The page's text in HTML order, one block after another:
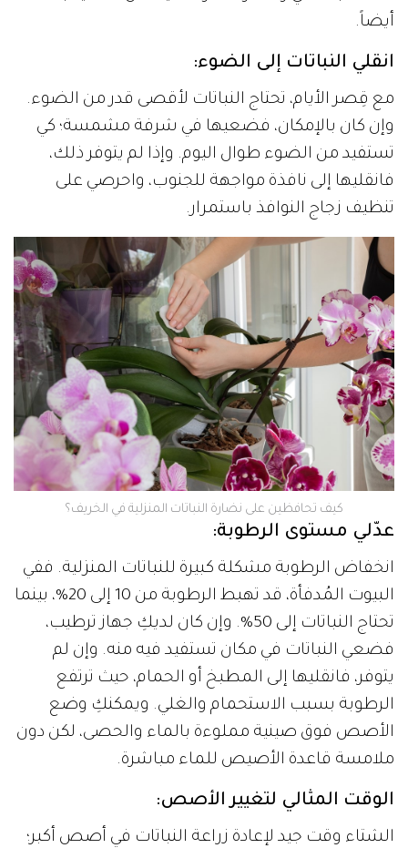
أيضاً.
انقلي النباتات إلى الضوء:
مع قِصر الأيام، تحتاج النباتات لأقصى قدر من الضوء.
وإن كان بالإمكان، فضعيها في شرفة مشمسة؛ كي
تستفيد من الضوء طوال اليوم. وإذا لم يتوفر ذلك،
فانقليها إلى نافذة مواجهة للجنوب، واحرصي على
تنظيف زجاج النوافذ باستمرار.
كيف تحافظين على نضارة النباتات المنزلية في الخريف؟
عدّلي مستوى الرطوبة:
انخفاض الرطوبة مشكلة كبيرة للنباتات المنزلية. ففي
البيوت المُدفأة، قد تهبط الرطوبة من 10 إلى 20%، بينما
تحتاج النباتات إلى 50%. وإن كان لديكِ جهاز ترطيب،
فضعي النباتات في مكان تستفيد فيه منه. وإن لم
يتوفر، فانقليها إلى المطبخ أو الحمام، حيث ترتفع
الرطوبة بسبب الاستحمام والغلي. ويمكنكِ وضع
الأصص فوق صينية مملوءة بالماء والحصى، لكن دون
ملامسة قاعدة الأصيص للماء مباشرة.
الوقت المثالي لتغيير الأصص:
الشتاء وقت جيد لإعادة زراعة النباتات في أصص أكبر؛